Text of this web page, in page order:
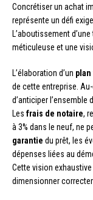
Concrétiser un achat
représente un défi
L’aboutissement
méticuleuse et une
L’élaboration d’un
de cette entreprise.
d’anticiper l’ensemble
Les frais de notaire,
à 3% dans le neuf, ne
garantie du prêt, les
dépenses liées au
Cette vision
dimensionner